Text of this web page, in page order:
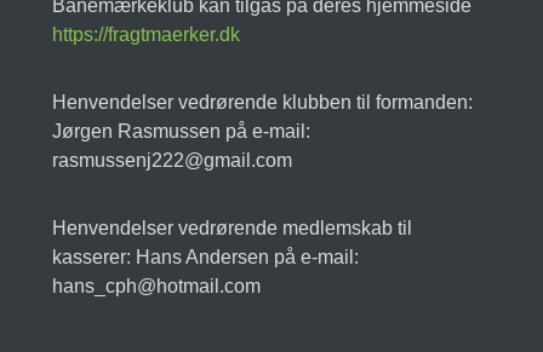
Banemærkeklub kan tilgås på deres hjemmeside
https://fragtmaerker.dk
Henvendelser vedrørende klubben til formanden:
Jørgen Rasmussen på e-mail:
rasmussenj222@gmail.com
Henvendelser vedrørende medlemskab til
kasserer: Hans Andersen på e-mail:
hans_cph@hotmail.com